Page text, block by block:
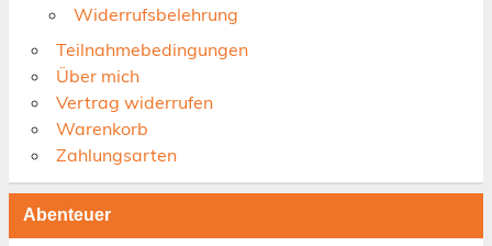
Widerrufsbelehrung
Teilnahmebedingungen
Über mich
Vertrag widerrufen
Warenkorb
Zahlungsarten
Abenteuer